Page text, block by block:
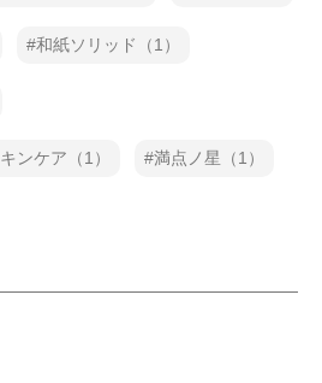
和紙ソリッド（1）
ンケア（1） 満点ノ星（1）